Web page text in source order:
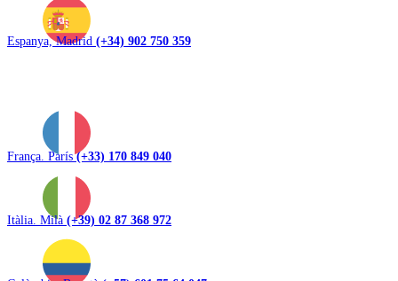
Espanya, Madrid (+34) 902 750 359
França. París(+33) 170 849 040
Itàlia. Milà (+39) 02 87 368 972